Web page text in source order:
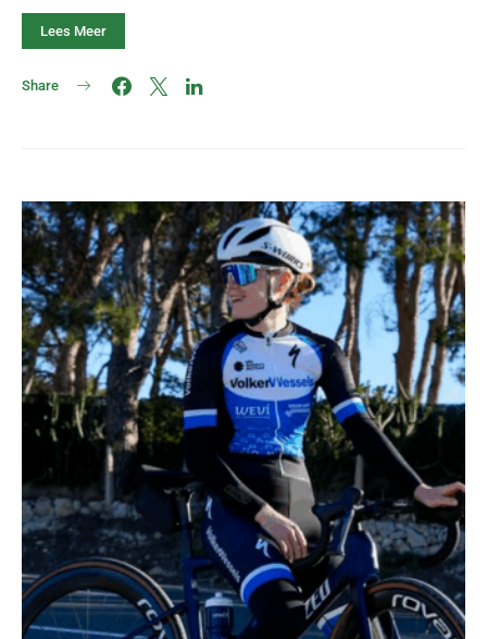
Lees Meer
Share